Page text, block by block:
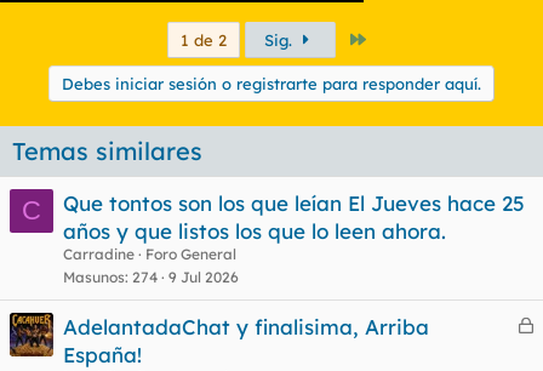
1 de 2 Sig.
Debes iniciar sesión o registrarte para responder aquí.
Temas similares
C
Que tontos son los que leían El Jueves hace 25
años y que listos los que lo leen ahora.
Carradine
Foro General
Masunos 274 9 Jul 2026
C
AdelantadaChat y finalisima, Arriba
España!